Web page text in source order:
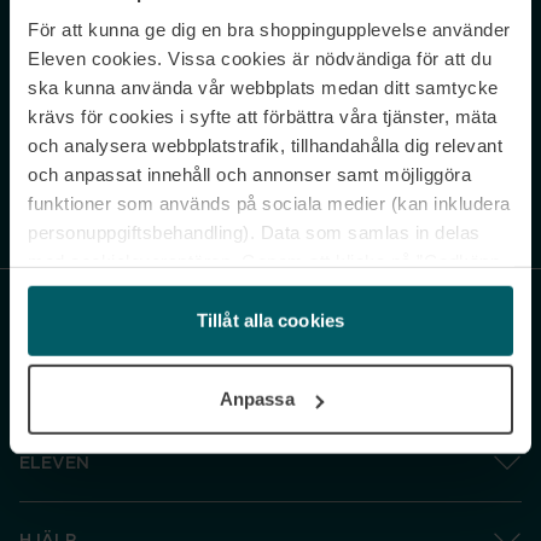
För att kunna ge dig en bra shoppingupplevelse använder
Eleven cookies. Vissa cookies är nödvändiga för att du
ska kunna använda vår webbplats medan ditt samtycke
krävs för cookies i syfte att förbättra våra tjänster, mäta
och analysera webbplatstrafik, tillhandahålla dig relevant
och anpassat innehåll och annonser samt möjliggöra
funktioner som används på sociala medier (kan inkludera
personuppgiftsbehandling). Data som samlas in delas
och gå vidare” accepterar du samtliga cookies medan du
under ”Inställningar” kan anpassa användningen av
cookies. Du kan återkalla ditt samtycke när som helst.
Tillåt alla cookies
Anpassa
Never miss a beat.
Sign up to our newsletter.
Genom att prenumerera accepterar du vår Integritetspolicy. Avprenumerera
ELEVEN